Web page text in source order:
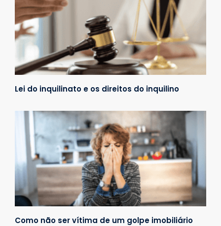
Lei do inquilinato e os direitos do inquilino
Como não ser vítima de um golpe imobiliário